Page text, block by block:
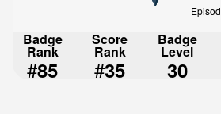
Badge
Rank
#85
Score
Rank
#35
Badge
Level
30